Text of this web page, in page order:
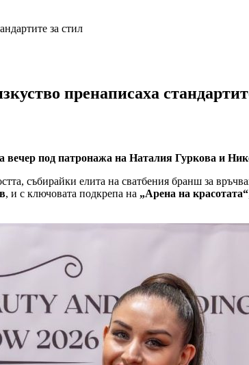
за стил
пренаписаха
вечер под патронажа на Наталия Гуркова и
събирайки елита на сватбения бранш за
, и с ключовата подкрепа на „Арена на красотата“